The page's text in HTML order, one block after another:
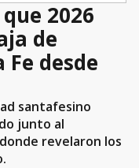
2026
de
desde
santafesino
junto al
revelaron los